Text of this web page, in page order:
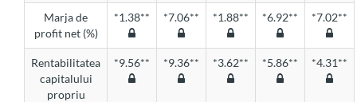
Marja de
profit net (%)
*1.38** *7.06** *1.88** *6.92** *7.02**
Rentabilitatea
capitalului
propriu
*9.56** *9.36** *3.62** *5.86** *4.31**